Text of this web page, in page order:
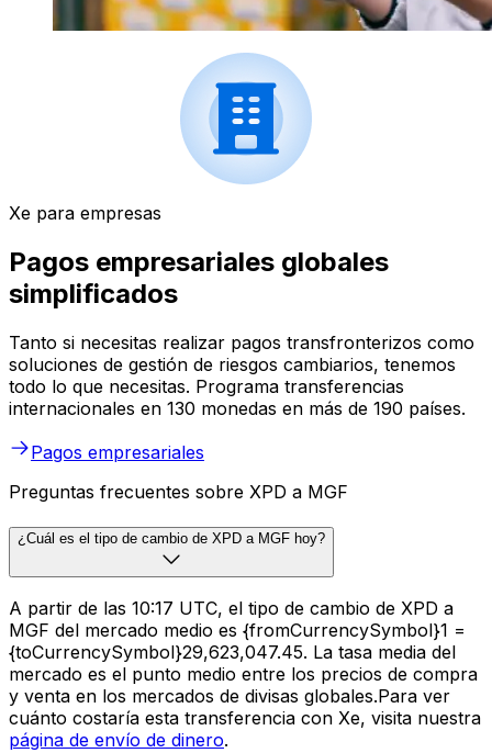
Xe para empresas
Pagos empresariales globales
simplificados
Tanto si necesitas realizar pagos transfronterizos como
soluciones de gestión de riesgos cambiarios, tenemos
todo lo que necesitas. Programa transferencias
internacionales en 130 monedas en más de 190 países.
Pagos empresariales
Preguntas frecuentes sobre XPD a MGF
¿Cuál es el tipo de cambio de XPD a MGF hoy?
A partir de las 10:17 UTC, el tipo de cambio de XPD a
MGF del mercado medio es {fromCurrencySymbol}1 =
{toCurrencySymbol}29,623,047.45. La tasa media del
mercado es el punto medio entre los precios de compra
y venta en los mercados de divisas globales.Para ver
cuánto costaría esta transferencia con Xe, visita nuestra
página de envío de dinero.